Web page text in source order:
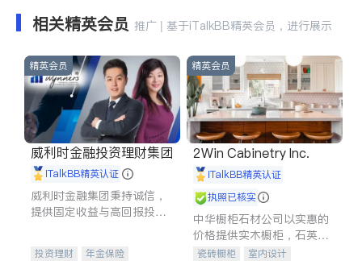
相关精英会员 推广 | 基于iTalkBB精英会员，进行展示
精英会员
威利时金融投资理财集团
iTalkBB精英认证
威利时金融集团秉持诚信，
提供固定收益与高回报投资
合，助力客户实现目标
投资理财
年金保险
精英会员
2Win Cabinetry Inc.
iTalkBB精英认证
执照已核实
中华橱柜石材公司以实惠的
价格提供实木橱柜，石英石
台面，多种优质不锈钢水
瓷砖橱柜
室内设计